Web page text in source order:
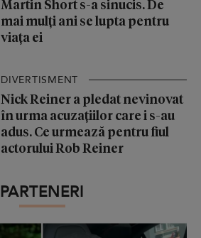
Martin Short s-a sinucis. De
mai mulți ani se lupta pentru
viața ei
DIVERTISMENT
Nick Reiner a pledat nevinovat
în urma acuzațiilor care i s-au
adus. Ce urmează pentru fiul
actorului Rob Reiner
PARTENERI